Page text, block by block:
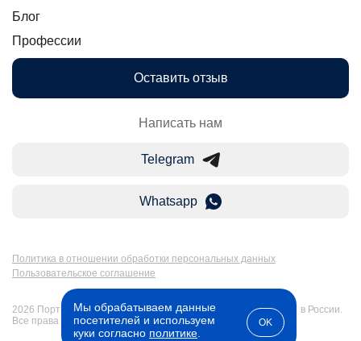
Блог
Профессии
Оставить отзыв
Написать нам
Telegram
Whatsapp
Политика в отношении обработки персональных данных
Пользовательское соглашение
2026 Портал Бакалавр-Магистр: дистанционное образование в России.
Все права защищены
Мы обрабатываем данные
посетителей и используем
куки согласно политике
OK